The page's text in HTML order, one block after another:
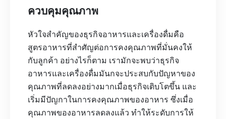
ควบคุมคุณภาพ
หัวใจสำคัญของธุรกิจอาหารและเครื่องดื่มคือ
สูตรอาหารที่สำศัญต่อการคงคุณภาพที่มั่นคงให้
กับลูกค้า อย่างไรก็ตาม เรามักจะพบว่าธุรกิจ
อาหารและเครื่องดื่มมันกจะประสบกับปัญหาของ
คุณภาพที่ลดลงอย่างมากเมื่อธุรกิจเติบโตขึ้น และ
เริ่มมีปัญกาในการคงคุณภาพของอาหาร ซึ่งเมื่อ
คุณภาพของอาหารลดลงแล้ว ทำให้ระดับการให้